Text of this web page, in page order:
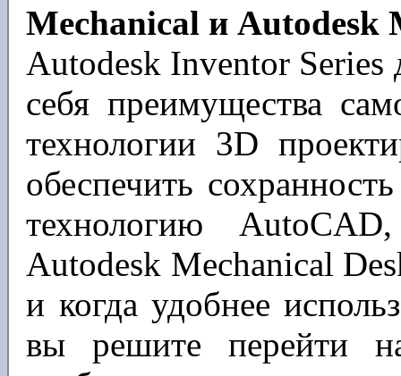
Mechanical и Autodesk
Autodesk Inventor Series
себя преимущества
технологии 3D
обеспечить
технологию
Autodesk Mechanical
и когда удобнее
вы решите перейти